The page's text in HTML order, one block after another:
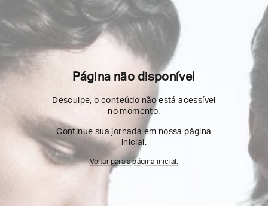
Página não disponível
Desculpe, o conteúdo não está acessível
no momento.
Continue sua jornada em nossa página
inicial.
Voltar para a página inicial.